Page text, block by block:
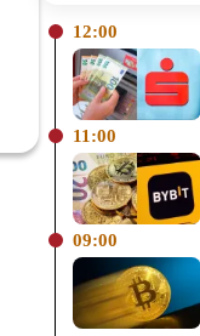
12:00
11:00
09:00